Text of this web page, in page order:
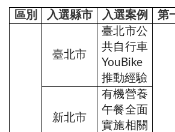
區別 入選縣市 入選案例 第
臺北市
臺北市公
共自行車
YouBike
推動經驗
新北市
有機營養
午餐全面
實施相關